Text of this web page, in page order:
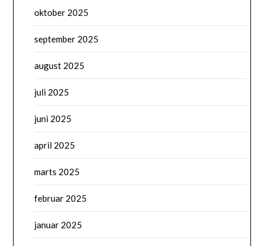
oktober 2025
september 2025
august 2025
juli 2025
juni 2025
april 2025
marts 2025
februar 2025
januar 2025